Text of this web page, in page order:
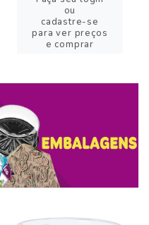
ou
cadastre-se
para ver preços
e comprar